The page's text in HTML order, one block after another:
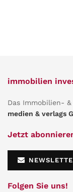
immobilien
Das Immobilien- &
medien & verlags
Jetzt
Folgen Sie uns!